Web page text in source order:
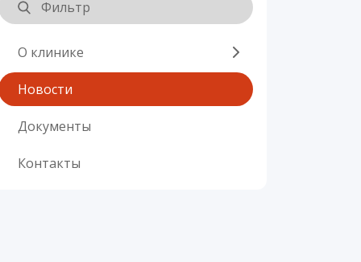
О клинике
Новости
Документы
Контакты